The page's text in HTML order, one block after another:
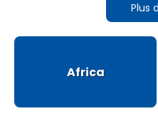
Plus
Africa